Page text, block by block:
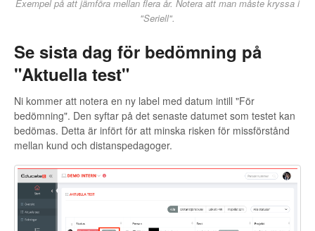
Exempel på att jämföra mellan flera år. Notera att man måste kryssa i
"Seriell".
Se sista dag för bedömning på
"Aktuella test"
Ni kommer att notera en ny label med datum intill "För
bedömning". Den syftar på det senaste datumet som testet kan
bedömas. Detta är infört för att minska risken för missförstånd
mellan kund och distanspedagoger.